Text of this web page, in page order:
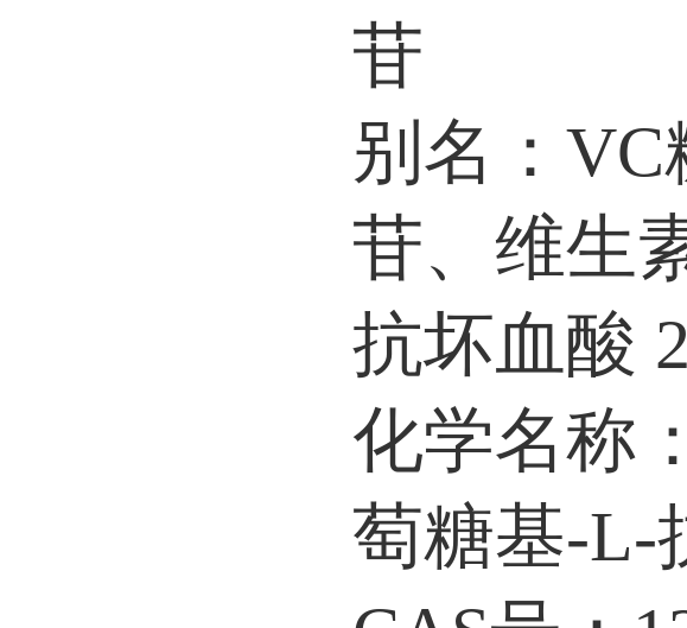
苷
别名：VC
苷、维生
抗坏血酸
化学名称
萄糖基-L-